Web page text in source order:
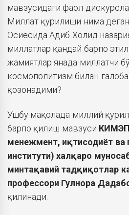
мавзусидаги фаол
Миллат қурилиши нима
Осиёсида Адиб Холид
миллатлар қандай барпо
жамиятлар янада миллатчи
космополитизм билан
қозонадими?
Ушбу мақолада миллий
барпо қилиш мавзуси
менежмент, иқтисодиёт ва
институти) халқаро
минтақавий тадқиқотлар
профессори Гулнора
қилинади.